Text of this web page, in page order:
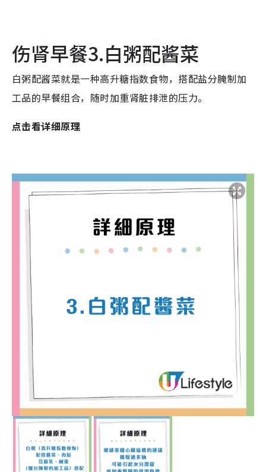
伤肾早餐3.白粥配酱菜
白粥配酱菜就是一种高升糖指数食物，搭配盐分腌制加
工品的早餐组合，随时加重肾脏排泄的压力。
点击看详细原理